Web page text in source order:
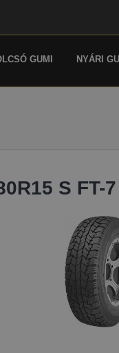
GUMI NYÁRI
S FT-7